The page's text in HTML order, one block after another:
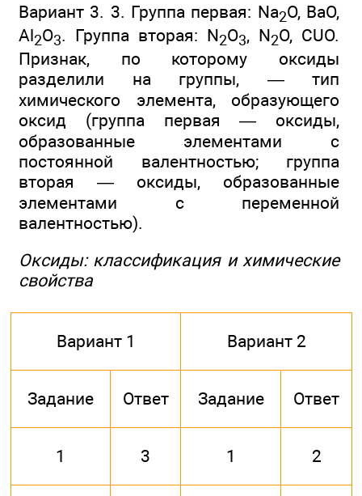
Вариант 3. 3. Группа первая: Na2O, ВаО,
Аl2O3. Группа вторая: N2O3, N2O, CUO.
Признак, по которому оксиды
разделили на группы, — тип
химического элемента, образующего
оксид (группа первая — оксиды,
образованные элементами с
постоянной валентностью; группа
вторая — оксиды, образованные
элементами с переменной
валентностью).
Оксиды: классификация и химические
свойства
Вариант 1 Вариант 2
Задание Ответ Задание Ответ
1 3 1 2